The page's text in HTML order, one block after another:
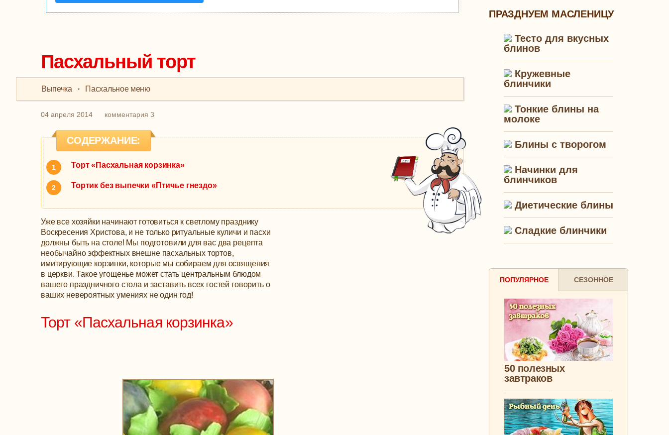
Пасхальный торт
Выпечка · Пасхальное меню
04 апреля 2014 комментария 3
СОДЕРЖАНИЕ:
Торт «Пасхальная корзинка»
Тортик без выпечки «Птичье гнездо»
Уже все хозяйки начинают готовиться к светлому празднику
Воскресения Христова, и не только ритуальные куличи и пасхи
должны быть на столе! Мы подготовили для вас два рецепта
необычайно эффектных внешне пасхальных тортов,
имитирующие корзинки, которые мы собираем для освящения
в церкви.Такое угощенье может стать центральным блюдом
вашего праздничного стола и заставить всех гостей говорить о
ваших невероятных умениях не один год!
Торт «Пасхальная корзинка»
ПРАЗДНУЕМ МАСЛЕНИЦУ
Тесто для вкусных
блинов
Кружевные
блинчики
Тонкие блины на
молоке
Блины с творогом
Начинки для
блинчиков
Диетические блины
Сладкие блинчики
ПОПУЛЯРНОЕ СЕЗОННОЕ
50 полезных
завтраков